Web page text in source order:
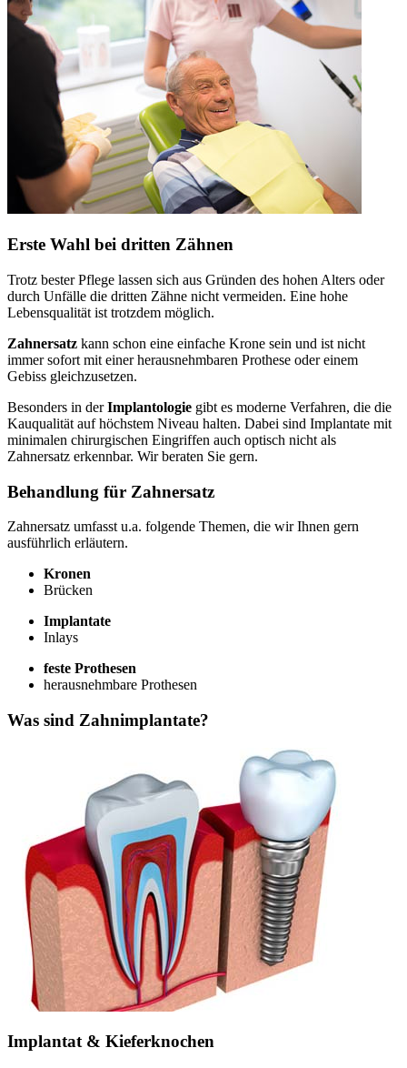
Erste Wahl bei dritten Zähnen
Trotz bester Pflege lassen sich aus Gründen des hohen Alters oder
durch Unfälle die dritten Zähne nicht vermeiden. Eine hohe
Lebensqualität ist trotzdem möglich.
Zahnersatz kann schon eine einfache Krone sein und ist nicht
immer sofort mit einer herausnehmbaren Prothese oder einem
Gebiss gleichzusetzen.
Besonders in derImplantologie gibt es moderne Verfahren, die die
Kauqualität auf höchstem Niveau halten. Dabei sind Implantate mit
minimalen chirurgischen Eingriffen auch optisch nicht als
Zahnersatz erkennbar. Wir beraten Sie gern.
Behandlung für Zahnersatz
Zahnersatz umfasst u.a. folgende Themen, die wir Ihnen gern
ausführlich erläutern.
Kronen
Brücken
Implantate
Inlays
feste Prothesen
herausnehmbare Prothesen
Was sind Zahnimplantate?
Implantat & Kieferknochen